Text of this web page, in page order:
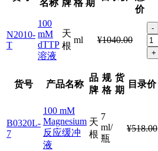
名称 牌 格 期
价
N2010-
T
100
mM
dTTP
溶液
天
根
ml ¥1040.00
-
+
货号 产品名称
品
牌
规
格
货
期
目录价
B0320L-
7
100 mM
Magnesium
反应缓冲
液
天
根
7
ml/
瓶
¥518.00